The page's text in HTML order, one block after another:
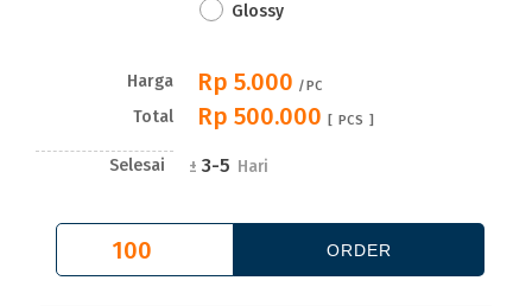
Glossy
Harga
Total
Rp 5.000 /PC
Rp 500.000 PCS ]
Selesai ± 3-5 Hari